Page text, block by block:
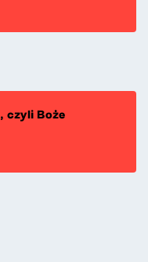
czyli Boże